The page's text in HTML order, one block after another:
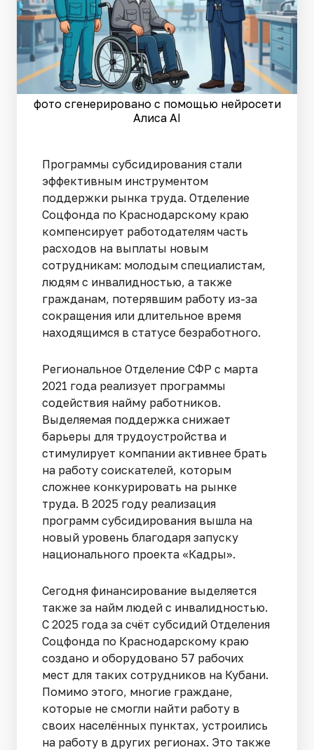
фото сгенерировано с помощью нейросети
Алиса AI
Программы субсидирования стали
эффективным инструментом
поддержки рынка труда. Отделение
Соцфонда по Краснодарскому краю
компенсирует работодателям часть
расходов на выплаты новым
сотрудникам: молодым специалистам,
людям с инвалидностью, а также
гражданам, потерявшим работу из-за
сокращения или длительное время
находящимся в статусе безработного.
Региональное Отделение СФР с марта
2021 года реализует программы
содействия найму работников.
Выделяемая поддержка снижает
барьеры для трудоустройства и
стимулирует компании активнее брать
на работу соискателей, которым
сложнее конкурировать на рынке
труда. В 2025 году реализация
программ субсидирования вышла на
новый уровень благодаря запуску
национального проекта «Кадры».
Сегодня финансирование выделяется
также за найм людей с инвалидностью.
С 2025 года за счёт субсидий Отделения
Соцфонда по Краснодарскому краю
создано и оборудовано 57 рабочих
мест для таких сотрудников на Кубани.
Помимо этого, многие граждане,
которые не смогли найти работу в
своих населённых пунктах, устроились
на работу в других регионах. Это также